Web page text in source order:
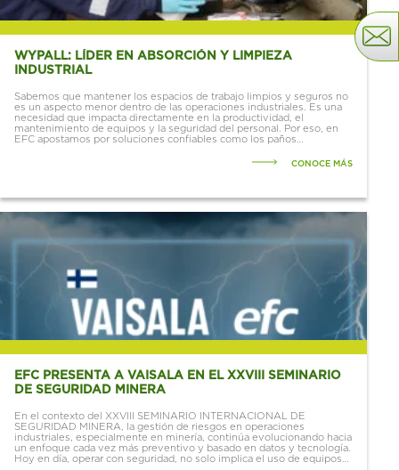
WYPALL: LÍDER EN ABSORCIÓN Y LIMPIEZA
INDUSTRIAL
Sabemos que mantener los espacios de trabajo limpios y seguros no
es un aspecto menor dentro de las operaciones industriales. Es una
necesidad que impacta directamente en la productividad, el
mantenimiento de equipos y la seguridad del personal. Por eso, en
EFC apostamos por soluciones confiables como los paños
CONOCE MÁS
EFC PRESENTA A VAISALA EN EL XXVIII SEMINARIO
DE SEGURIDAD MINERA
En el contexto del XXVIII SEMINARIO INTERNACIONAL DE
SEGURIDAD MINERA, la gestión de riesgos en operaciones
industriales, especialmente en minería, continúa evolucionando hacia
un enfoque cada vez más preventivo y basado en datos y tecnología.
Hoy en día, operar con seguridad, no solo implica el uso de equipos